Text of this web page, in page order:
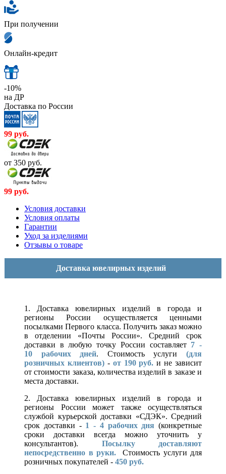
При получении
Онлайн-кредит
-10%
на ДР
Доставка по России
99 руб.
от 350 руб.
99 руб.
Условия доставки
Условия оплаты
Гарантии
Уход за изделиями
Отзывы о товаре
Доставка ювелирных изделий
1. Доставка ювелирных изделий в города и
регионы России осуществляется ценными
посылками Первого класса. Получить заказ можно
в отделении «Почты России». Средний срок
доставки в любую точку России составляет 7 -
10 рабочих дней. Стоимость услуги(для
розничных клиентов)- от 190 руб. и не зависит
от стоимости заказа, количества изделий в заказе и
места доставки.
2. Доставка ювелирных изделий в города и
регионы России может также осуществляться
службой курьерской доставки «СДЭК». Средний
срок доставки - 1 - 4 рабочих дня (конкретные
сроки доставки всегда можно уточнить у
консультантов). Посылку доставляют
непосредственно в руки.
Стоимость услуги для
розничных покупателей - 450 руб.